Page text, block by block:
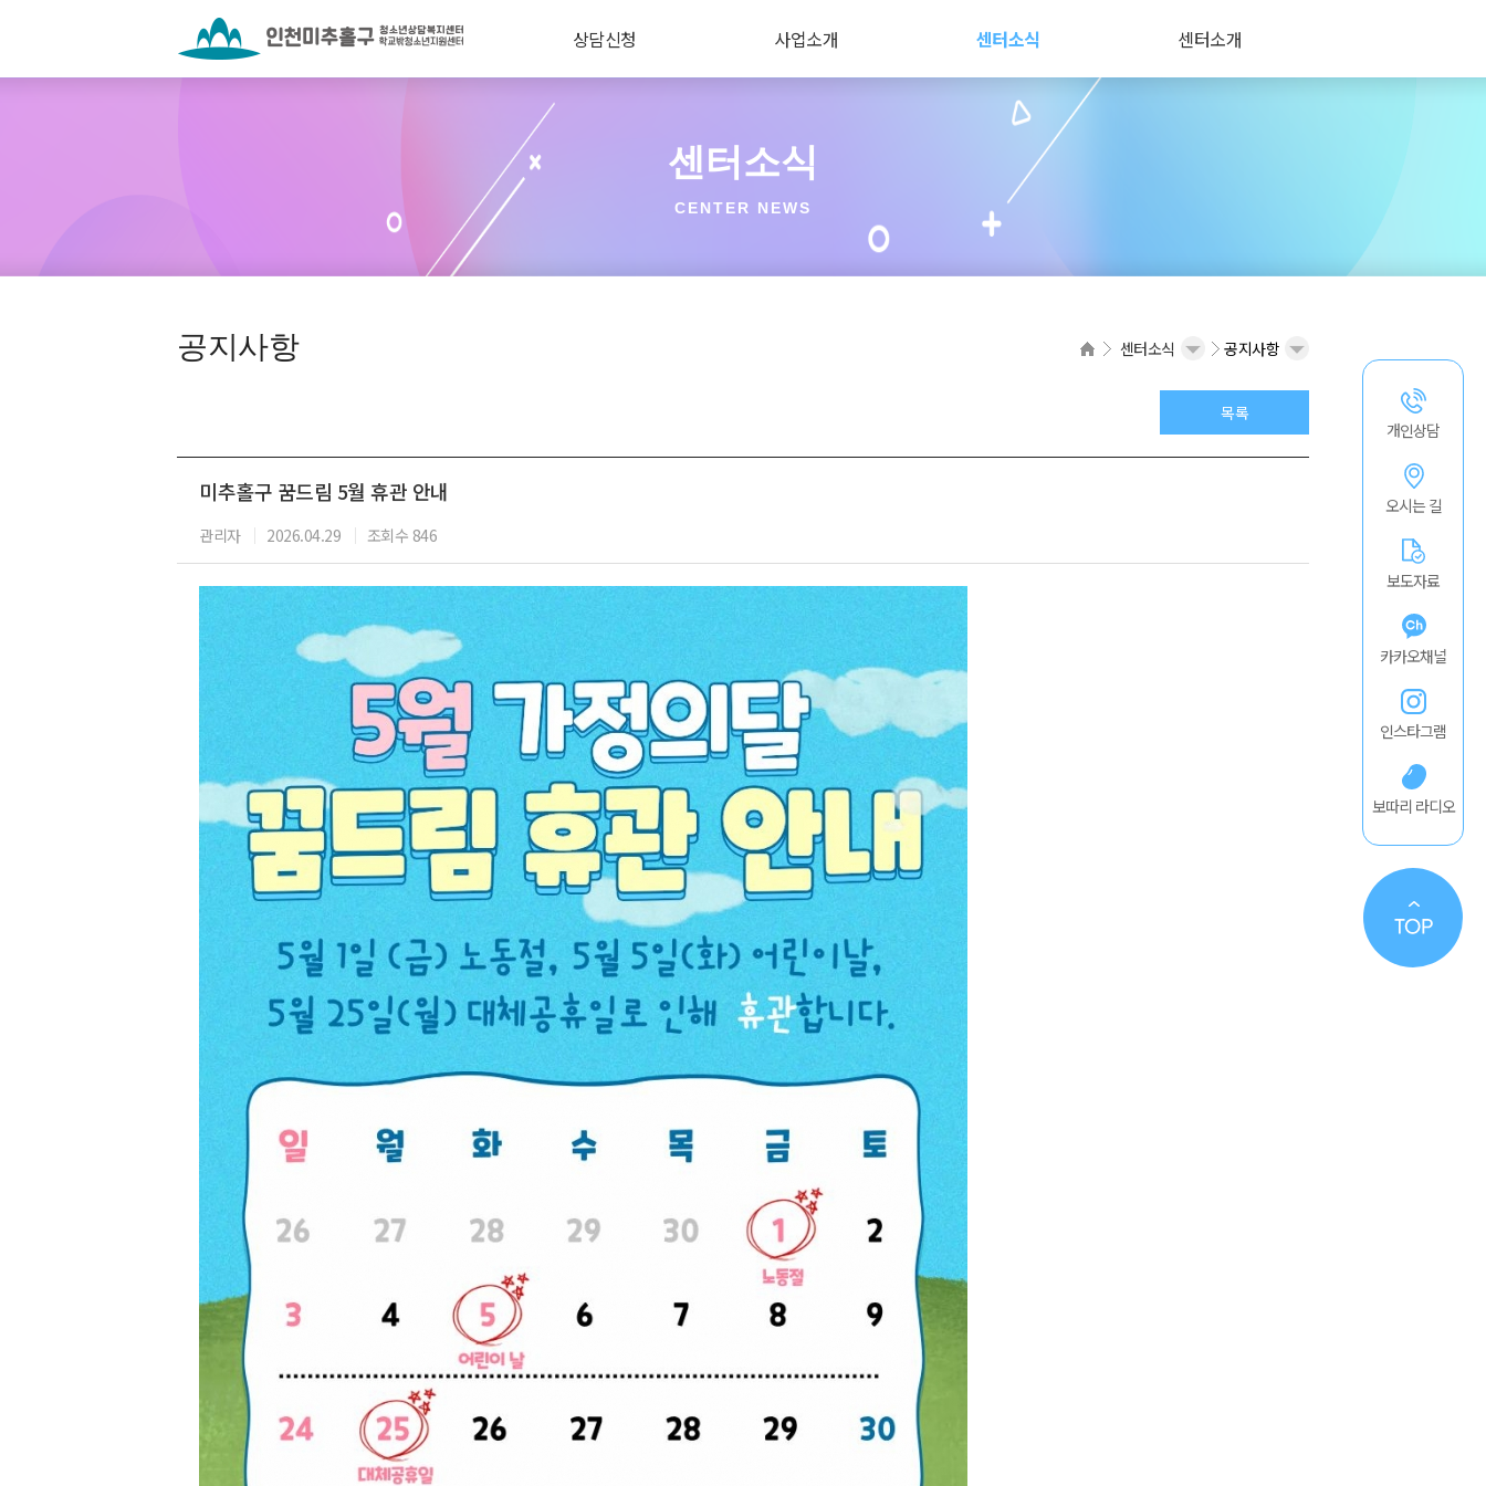
상담신청 사업소개 센터소식 센터소개
개인상담
오시는 길
보도자료
카카오채널
인스타그램
보따리 라디오
센터소식
CENTER NEWS
센터소식 공지사항
공지사항
목록
미추홀구 꿈드림 5월 휴관 안내
관리자 2026.04.29 조회수 846